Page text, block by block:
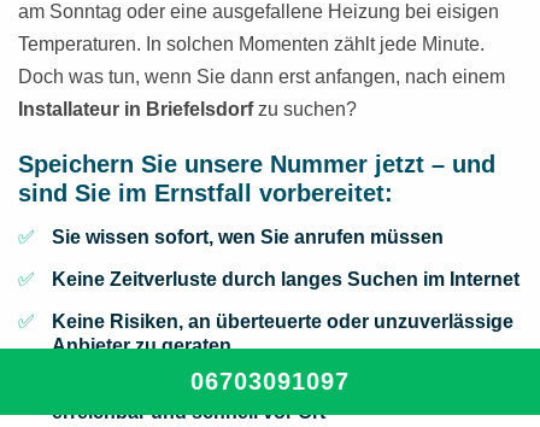
am Sonntag oder eine ausgefallene Heizung bei eisigen
Temperaturen. In solchen Momenten zählt jede Minute.
Doch was tun, wenn Sie dann erst anfangen, nach einem
Installateur in Briefelsdorfzu suchen?
Speichern Sie unsere Nummer jetzt – und
sind Sie im Ernstfall vorbereitet:
Sie wissen sofort, wen Sie anrufen müssen
Keine Zeitverluste durch langes Suchen im Internet
Keine Risiken, an überteuerte oder unzuverlässige
Anbieter zu geraten
Regionale Fachkräfte aus Briefelsdorf, 24/7
erreichbar und schnell vor Ort
06703091097